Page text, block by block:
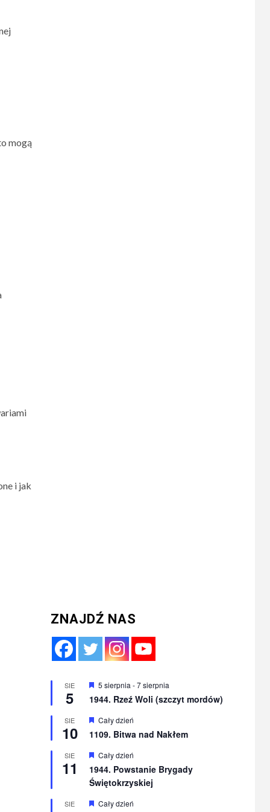
mogą
i jak
ZNAJDŹ NAS
SIE
5
Wyróżnione
5 sierpnia -7 sierpnia
1944. Rzeź Woli (szczyt mordów)
SIE
10
Wyróżnione
Cały dzień
1109. Bitwa nad Nakłem
SIE
11
Wyróżnione
Cały dzień
1944. Powstanie Brygady
Świętokrzyskiej
SIE Wyróżnione
Cały dzień